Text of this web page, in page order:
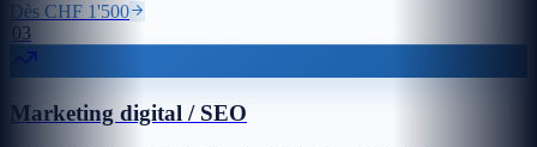
Dès CHF 1'500
03
Marketing digital / SEO